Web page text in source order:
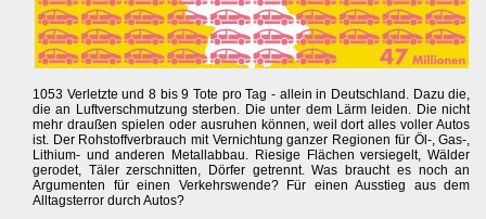
1053 Verletzte und 8 bis 9 Tote pro Tag - allein in Deutschland. Dazu die,
die an Luftverschmutzung sterben. Die unter dem Lärm leiden. Die nicht
mehr draußen spielen oder ausruhen können, weil dort alles voller Autos
ist. Der Rohstoffverbrauch mit Vernichtung ganzer Regionen für Öl-, Gas-,
Lithium- und anderen Metallabbau. Riesige Flächen versiegelt, Wälder
gerodet, Täler zerschnitten, Dörfer getrennt. Was braucht es noch an
Argumenten für einen Verkehrswende? Für einen Ausstieg aus dem
Alltagsterror durch Autos?